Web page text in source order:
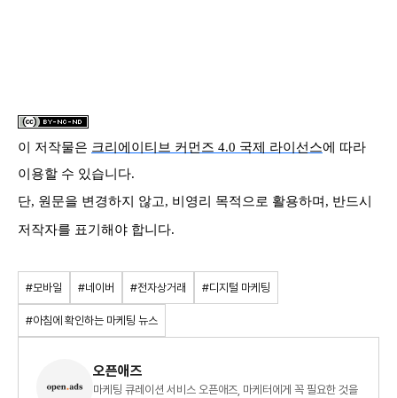
이 저작물은 크리에이티브 커먼즈 4.0 국제 라이선스에 따라
이용할 수 있습니다.
단, 원문을 변경하지 않고, 비영리 목적으로 활용하며, 반드시
저작자를 표기해야 합니다.
#모바일 #네이버 #전자상거래 #디지털 마케팅
#아침에 확인하는 마케팅 뉴스
오픈애즈
마케팅 큐레이션 서비스 오픈애즈, 마케터에게 꼭 필요한 것을